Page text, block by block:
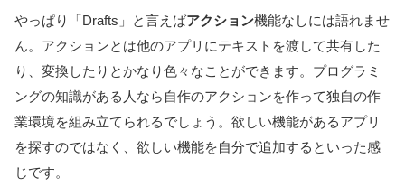
やっぱり「Drafts」と言えばアクション機能なしには語れませ
ん。アクションとは他のアプリにテキストを渡して共有した
り、変換したりとかなり色々なことができます。プログラミ
ングの知識がある人なら自作のアクションを作って独自の作
業環境を組み立てられるでしょう。欲しい機能があるアプリ
を探すのではなく、欲しい機能を自分で追加するといった感
じです。